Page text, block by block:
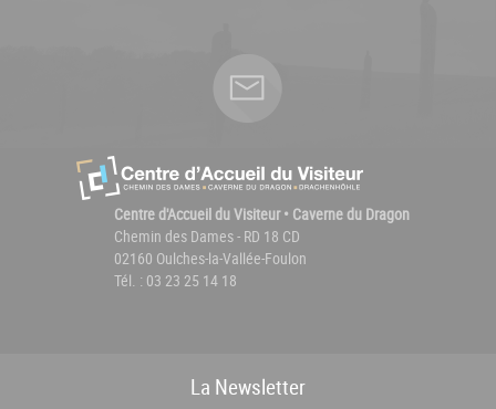
Centre d'Accueil du Visiteur • Caverne du Dragon
Chemin des Dames - RD 18 CD
02160 Oulches-la-Vallée-Foulon
Tél. : 03 23 25 14 18
La Newsletter